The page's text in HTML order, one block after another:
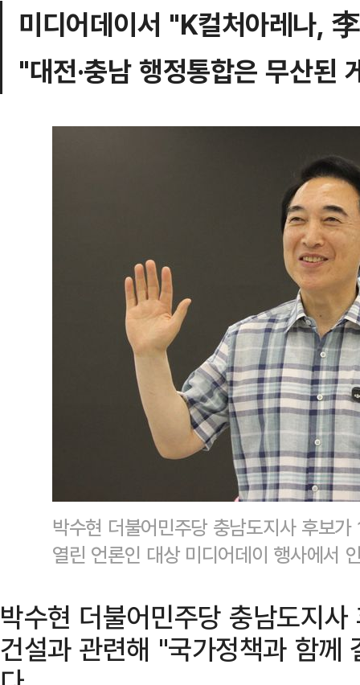
미디어데이서 "K컬처아레나,
"대전·충남 행정통합은 무산된
박수현 더불어민주당 충남도지사 후보
열린 언론인 대상 미디어데이 행사에서
박수현 더불어민주당 충남도지
건설과 관련해 "국가정책과 함께